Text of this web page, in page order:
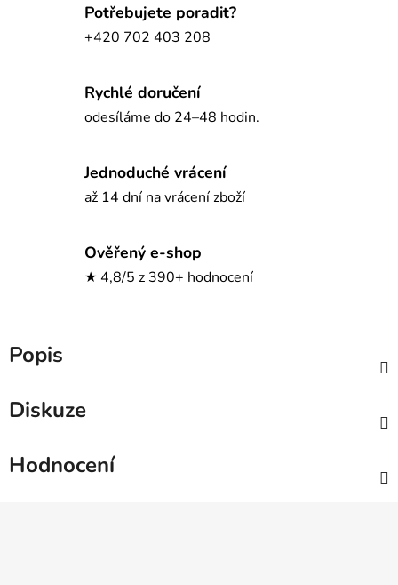
Potřebujete poradit?
+420 702 403 208
Rychlé doručení
odesíláme do 24–48 hodin.
Jednoduché vrácení
až 14 dní na vrácení zboží
Ověřený e-shop
★ 4,8/5 z 390+ hodnocení
Popis
Diskuze
Hodnocení